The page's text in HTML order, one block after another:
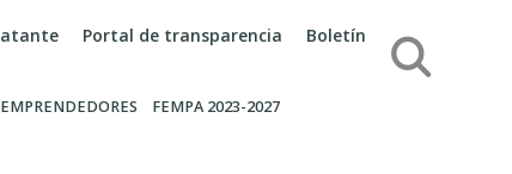
Portal de transparencia Boletín
EMPRENDEDORES FEMPA 2023-2027
Búsqueda